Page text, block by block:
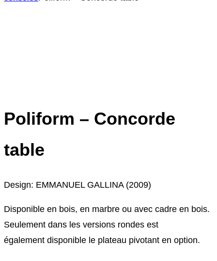
Poliform – Concorde
table
Design: EMMANUEL GALLINA (2009)
Disponible en bois, en marbre ou avec cadre en bois.
Seulement dans les versions rondes est
également disponible le plateau pivotant en option.